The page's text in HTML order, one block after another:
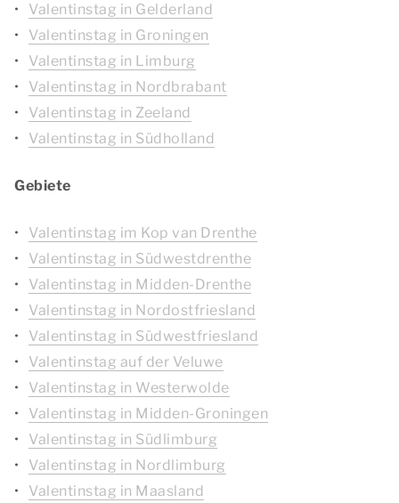
Valentinstag in Gelderland
Valentinstag in Groningen
Valentinstag in Limburg
Valentinstag in Nordbrabant
Valentinstag in Zeeland
Valentinstag in Südholland
Gebiete
Valentinstag im Kop van Drenthe
Valentinstag in Südwestdrenthe
Valentinstag in Midden-Drenthe
Valentinstag in Nordostfriesland
Valentinstag in Südwestfriesland
Valentinstag auf der Veluwe
Valentinstag in Westerwolde
Valentinstag in Midden-Groningen
Valentinstag in Südlimburg
Valentinstag in Nordlimburg
Valentinstag in Maasland